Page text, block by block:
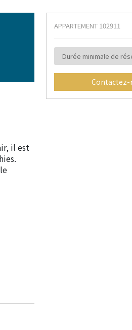
il est
APPARTEMENT 102911
Durée minimale de
Contactez-